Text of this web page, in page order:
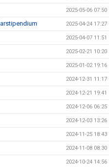
2025-05-06 07:50
2025-04-24 17:27
2025-04-07 11:51
2025-02-21 10:20
2025-01-02 19:16
2024-12-31 11:17
2024-12-21 19:41
2024-12-06 06:25
2024-12-03 13:26
2024-11-25 18:43
2024-11-08 08:30
2024-10-24 14:56